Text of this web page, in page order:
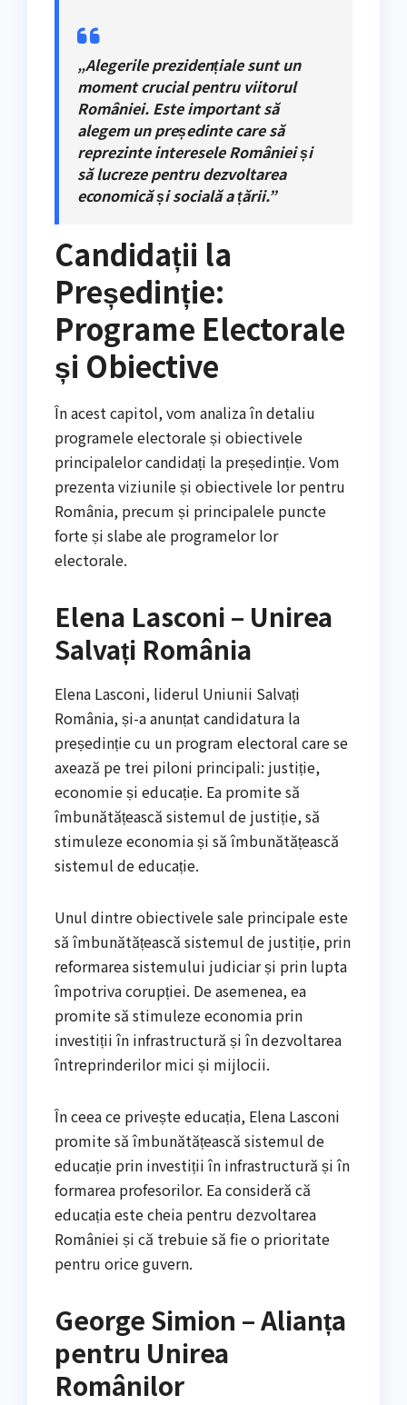
„Alegerile prezidențiale sunt un
moment crucial pentru viitorul
României. Este important să
alegem un președinte care să
reprezinte interesele României și
să lucreze pentru dezvoltarea
economică și socială a țării.”
Candidații la
Președinție:
Programe Electorale
și Obiective
În acest capitol, vom analiza în detaliu
programele electorale și obiectivele
principalelor candidați la președinție. Vom
prezenta viziunile și obiectivele lor pentru
România, precum și principalele puncte
forte și slabe ale programelor lor
electorale.
Elena Lasconi – Unirea
Salvați România
Elena Lasconi, liderul Uniunii Salvați
România, și-a anunțat candidatura la
președinție cu un program electoral care se
axează pe trei piloni principali: justiție,
economie și educație. Ea promite să
îmbunătățească sistemul de justiție, să
stimuleze economia și să îmbunătățească
sistemul de educație.
Unul dintre obiectivele sale principale este
să îmbunătățească sistemul de justiție, prin
reformarea sistemului judiciar și prin lupta
împotriva corupției. De asemenea, ea
promite să stimuleze economia prin
investiții în infrastructură și în dezvoltarea
întreprinderilor mici și mijlocii.
În ceea ce privește educația, Elena Lasconi
promite să îmbunătățească sistemul de
educație prin investiții în infrastructură și în
formarea profesorilor. Ea consideră că
educația este cheia pentru dezvoltarea
României și că trebuie să fie o prioritate
pentru orice guvern.
George Simion – Alianța
pentru Unirea
Românilor